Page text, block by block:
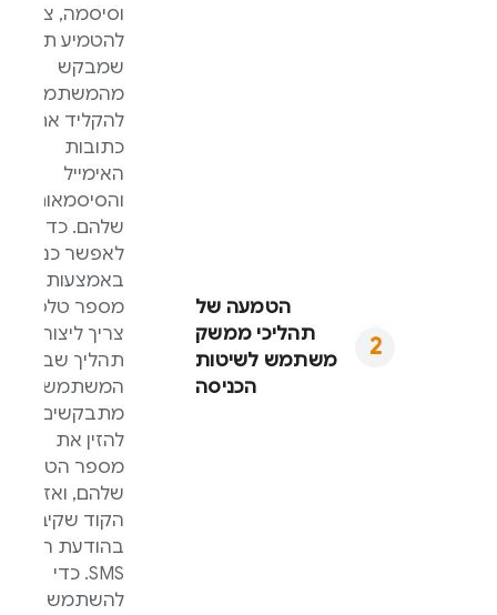
הטמעה של
תהליכי ממשק
משתמש לשיטות
הכניסה
וסיסמה, צריך
להטמיע תהליך
שמבקש
מהמשתמשים
להקליד את
כתובות
האימייל
והסיסמאות
שלהם. כדי
לאפשר כניסה
באמצעות
מספר טלפון,
צריך ליצור
תהליך שבו
המשתמשים
מתבקשים
להזין את
מספר הטלפון
שלהם, ואז את
הקוד שקיבלו
בהודעת ה-
SMS. כדי
להשתמש